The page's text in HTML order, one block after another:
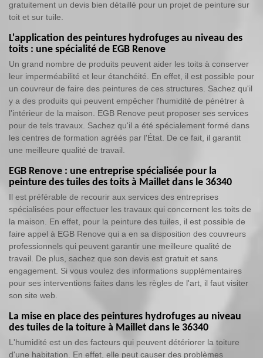
gratuitement un devis bien détaillé pour un projet de peinture sur
toit et sur tuile.
L'application des peintures hydrofuges au niveau des
toits : une spécialité de EGB Renove
Un grand nombre de produits peuvent aider les toits à conserver
leur imperméabilité et leur étanchéité. En effet, il est possible pour
un couvreur de faire des peintures de ces structures. Sachez qu'il
y a des produits qui peuvent empêcher l'humidité de pénétrer à
l'intérieur de la maison. EGB Renove peut proposer ses services
pour de tels travaux. Sachez qu'il a été spécialement formé dans
les centres de formation agréés par l'État. De ce fait, il garantit
une meilleure qualité de travail.
EGB Renove : une entreprise spécialisée pour la
peinture des tuiles des toits à Maillet dans le 36340
Il est préférable de recourir aux services des entreprises
spécialisées pour effectuer les travaux qui concernent les toits de
la maison. En effet, pour la peinture des tuiles, il est possible de
faire appel à EGB Renove qui a en sa disposition des couvreurs
professionnels qui peuvent garantir une meilleure qualité de
travail. De plus, sachez que son devis est gratuit et sans
engagement. Si vous voulez des informations supplémentaires
pour ses interventions faites dans les règles de l'art, il faut visiter
son site web.
La mise en place des peintures hydrofuges au niveau
des tuiles de la toiture à Maillet dans le 36340
L'humidité est un des facteurs qui peuvent détériorer la toiture
d'une habitation. En effet, elle peut causer des problèmes